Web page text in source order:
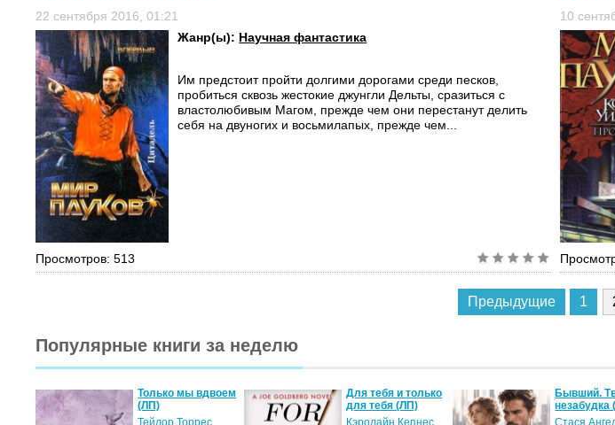
22 сентября 2016, 01:21
Жанр(ы): Научная фантастика
Им предстоит пройти долгими дорогами среди песков,
пробиться сквозь жестокие джунгли Дельты, сразиться с
властолюбивым Магом, прежде чем они перестанут делить
себя на двуногих и восьмилапых, прежде чем...
Просмотров: 513
10
Предыдущие 1
Популярные книги за неделю
Только мы вдвоем
(ЛП)
Тейлор Торрес
Для тебя и только
для тебя (ЛП)
Кэролайн Кепнес
Бывший.
незабудка
Стася